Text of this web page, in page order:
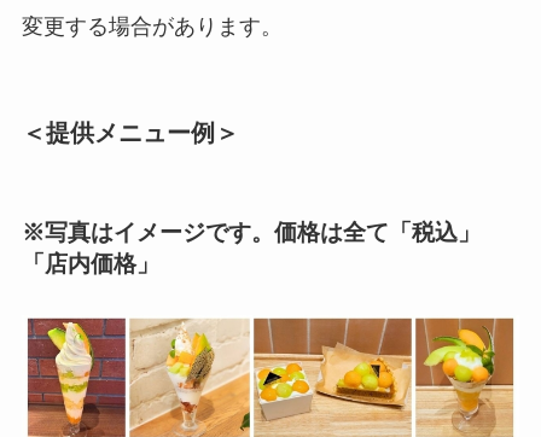
変更する場合があります。
＜提供メニュー例＞
※写真はイメージです。価格は全て「税込」
「店内価格」